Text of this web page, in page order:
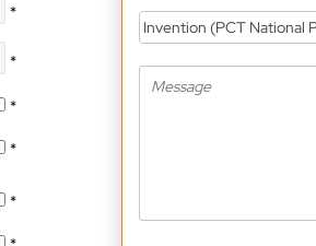
*
*
*
*
*
Invention (PCT National